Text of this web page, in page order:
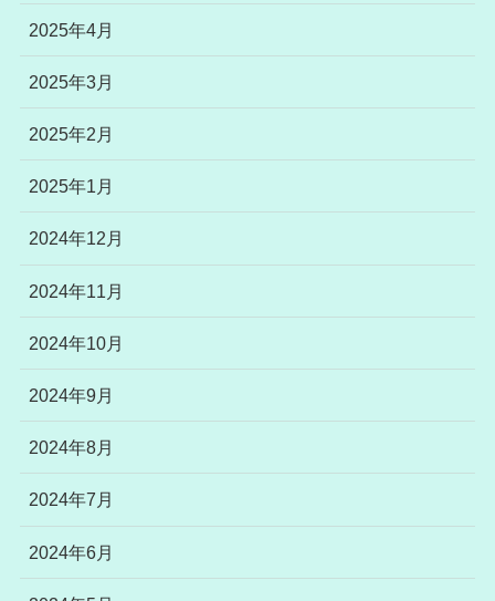
2025年4月
2025年3月
2025年2月
2025年1月
2024年12月
2024年11月
2024年10月
2024年9月
2024年8月
2024年7月
2024年6月